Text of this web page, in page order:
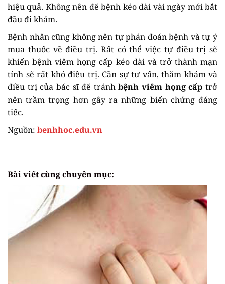
hiệu quả. Không nên để bệnh kéo dài vài ngày mới bắt
đầu đi khám.
Bệnh nhân cũng không nên tự phán đoán bệnh và tự ý
mua thuốc về điều trị. Rất có thể việc tự điều trị sẽ
khiến bệnh viêm họng cấp kéo dài và trở thành mạn
tính sẽ rất khó điều trị. Cần sự tư vấn, thăm khám và
điều trị của bác sĩ để tránhbệnh viêm họng cấp trở
nên trầm trọng hơn gây ra những biến chứng đáng
tiếc.
Nguồn: benhhoc.edu.vn
Bài viết cùng chuyên mục: